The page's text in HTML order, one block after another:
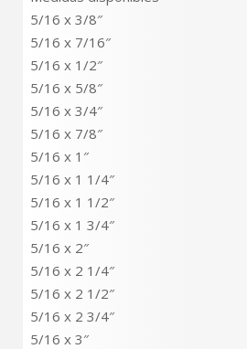
5/16 x 3/8″
5/16 x 7/16″
5/16 x 1/2″
5/16 x 5/8″
5/16 x 3/4″
5/16 x 7/8″
5/16 x 1″
5/16 x 1 1/4″
5/16 x 1 1/2″
5/16 x 1 3/4″
5/16 x 2″
5/16 x 2 1/4″
5/16 x 2 1/2″
5/16 x 2 3/4″
5/16 x 3″